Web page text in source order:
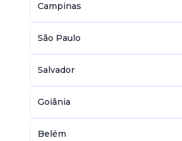
Campinas
São Paulo
Salvador
Goiânia
Belém